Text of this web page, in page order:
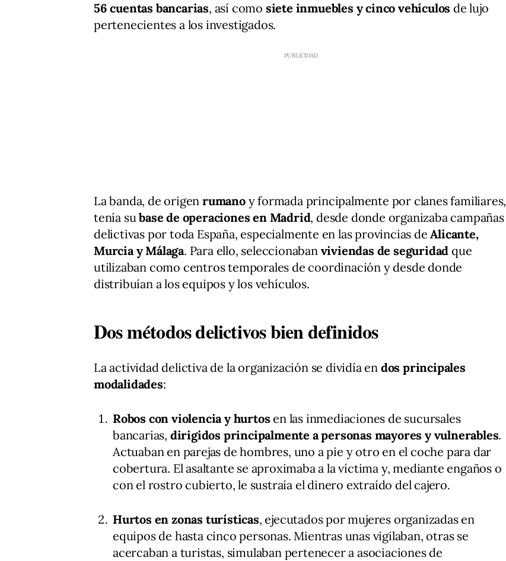
56 cuentas bancarias, así como siete inmuebles y cinco vehículos de lujo
pertenecientes a los investigados.
La banda, de origen rumanoy formada principalmente por clanes familiares,
tenía subase de operaciones en Madrid, desde donde organizaba campañas
delictivas por toda España, especialmente en las provincias deAlicante,
Murcia y Málaga. Para ello, seleccionaban viviendas de seguridad que
utilizaban como centros temporales de coordinación y desde donde
distribuían a los equipos y los vehículos.
Dos métodos delictivos bien definidos
La actividad delictiva de la organización se dividía en dos principales
modalidades:
Robos con violencia y hurtos en las inmediaciones de sucursales
bancarias, dirigidos principalmente a personas mayores y vulnerables.
Actuaban en parejas de hombres, uno a pie y otro en el coche para dar
cobertura. El asaltante se aproximaba a la víctima y, mediante engaños o
con el rostro cubierto, le sustraía el dinero extraído del cajero.
Hurtos en zonas turísticas, ejecutados por mujeres organizadas en
equipos de hasta cinco personas. Mientras unas vigilaban, otras se
acercaban a turistas, simulaban pertenecer a asociaciones de